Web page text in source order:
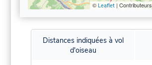
© Leaflet| Contributeurs
Distances indiquées à vol
d'oiseau